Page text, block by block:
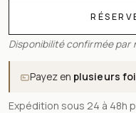
Disponibilité confirmée par
Payez en plusieurs
Expédition sous 24 à 48h